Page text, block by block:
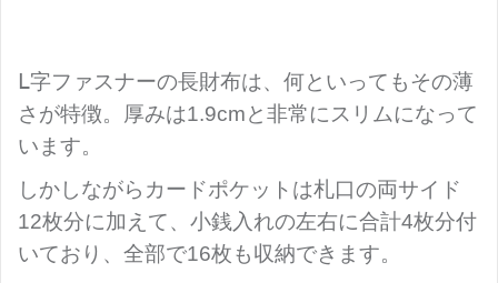
Ⅼ字ファスナーの長財布は、何といってもその薄
さが特徴。厚みは1.9cmと非常にスリムになって
います。
しかしながらカードポケットは札口の両サイド
12枚分に加えて、小銭入れの左右に合計4枚分付
いており、全部で16枚も収納できます。